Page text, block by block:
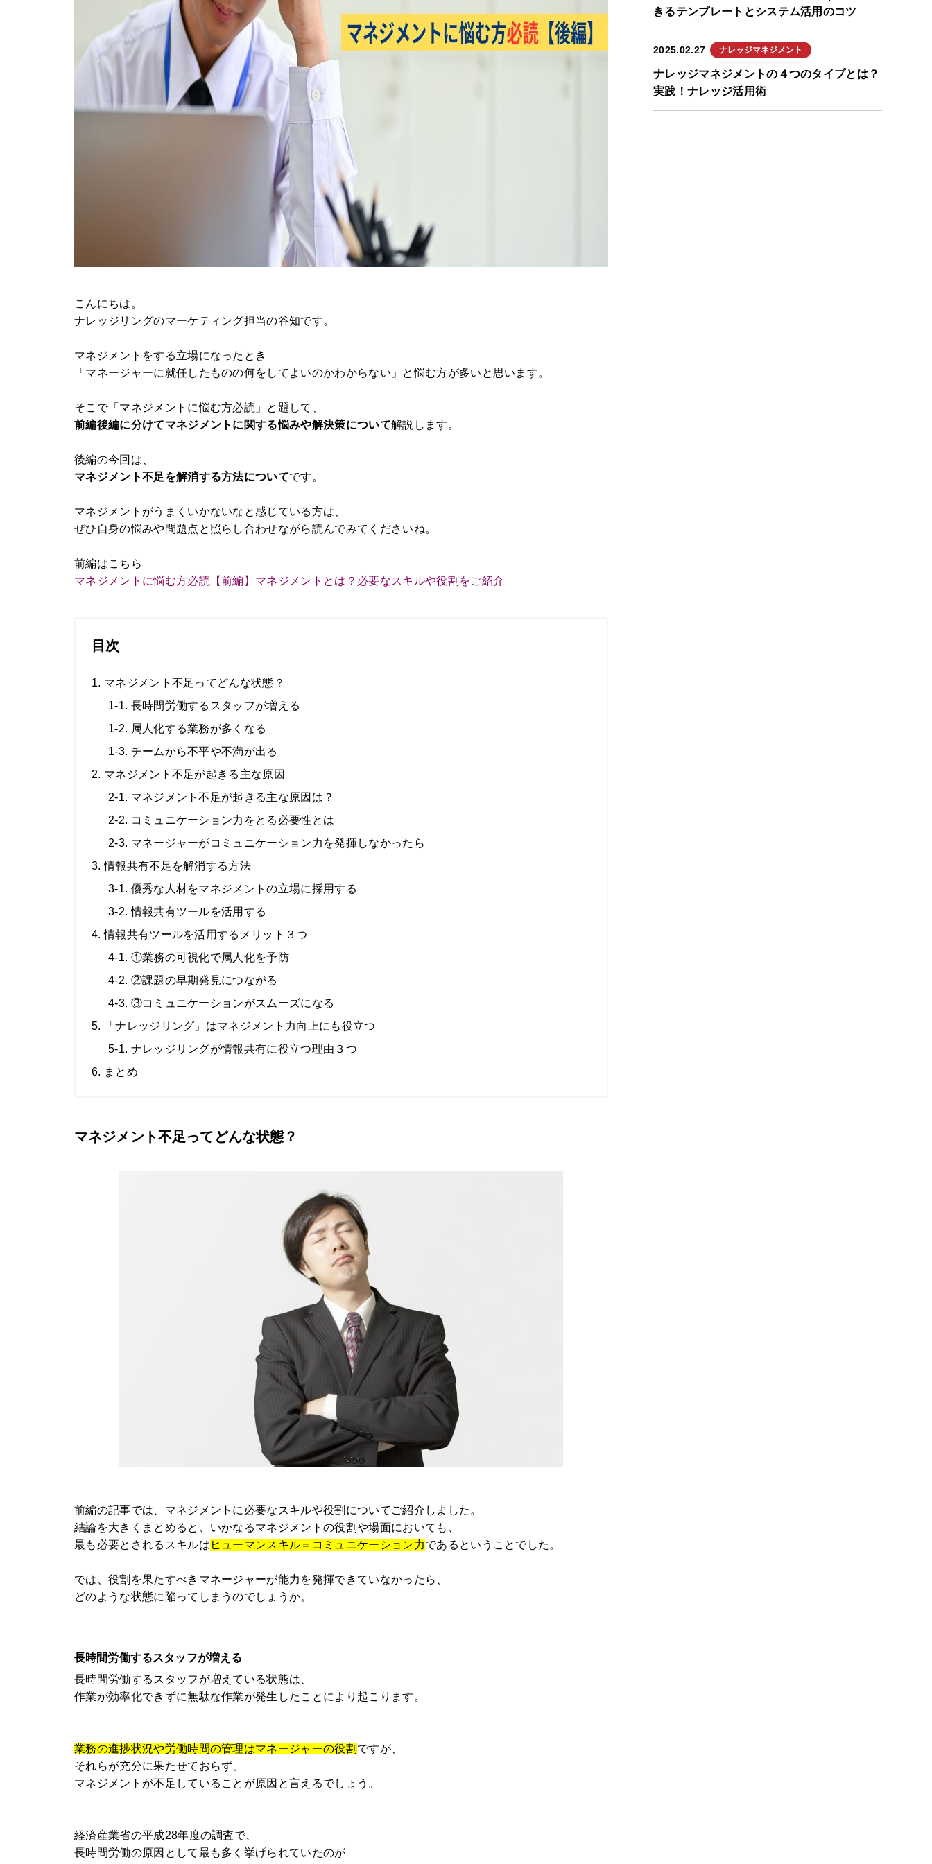
こんにちは。
ナレッジリングのマーケティング担当の谷知です。
マネジメントをする立場になったとき
「マネージャーに就任したものの何をしてよいのかわからない」と悩む方が多いと思います。
そこで「マネジメントに悩む方必読」と題して、
前編後編に分けてマネジメントに関する悩みや解決策について解説します。
後編の今回は、
マネジメント不足を解消する方法についてです。
マネジメントがうまくいかないなと感じている方は、
ぜひ自身の悩みや問題点と照らし合わせながら読んでみてくださいね。
前編はこちら
マネジメントに悩む方必読【前編】マネジメントとは？必要なスキルや役割をご紹介
目次
1. マネジメント不足ってどんな状態？
1-1. 長時間労働するスタッフが増える
1-2. 属人化する業務が多くなる
1-3. チームから不平や不満が出る
2. マネジメント不足が起きる主な原因
2-1. マネジメント不足が起きる主な原因は？
2-2. コミュニケーション力をとる必要性とは
2-3. マネージャーがコミュニケーション力を発揮しなかったら
3. 情報共有不足を解消する方法
3-1. 優秀な人材をマネジメントの立場に採用する
3-2. 情報共有ツールを活用する
4. 情報共有ツールを活用するメリット３つ
4-1. ①業務の可視化で属人化を予防
4-2. ②課題の早期発見につながる
4-3. ③コミュニケーションがスムーズになる
5. 「ナレッジリング」はマネジメント力向上にも役立つ
5-1. ナレッジリングが情報共有に役立つ理由３つ
6. まとめ
マネジメント不足ってどんな状態？
前編の記事では、マネジメントに必要なスキルや役割についてご紹介しました。
結論を大きくまとめると、いかなるマネジメントの役割や場面においても、
最も必要とされるスキルは ヒューマンスキル＝コミュニケーション力であるということでした。
では、役割を果たすべきマネージャーが能力を発揮できていなかったら、
どのような状態に陥ってしまうのでしょうか。
長時間労働するスタッフが増える
長時間労働するスタッフが増えている状態は、
作業が効率化できずに無駄な作業が発生したことにより起こります。
業務の進捗状況や労働時間の管理はマネージャーの役割 ですが、
それらが充分に果たせておらず、
マネジメントが不足していることが原因と言えるでしょう。
経済産業省の平成28年度の調査で、
長時間労働の原因として最も多く挙げられていたのが
きるテンプレートとシステム活用のコツ
2025.02.27 ナレッジマネジメント
ナレッジマネジメントの４つのタイプとは？
実践！ナレッジ活用術